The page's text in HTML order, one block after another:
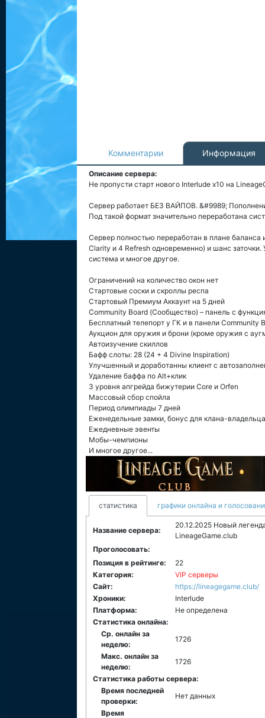
Комментарии Информация
Описание сервера:
Не пропусти старт нового Interlude x10 на
Сервер работает БЕЗ ВАЙПОВ. &#9989;
Под такой формат значительно переработана
Сервер полностью переработан в плане баланса
Clarity и 4 Refresh одновременно) и шанс
система и многое другое.
Ограничений на количество окон нет
Стартовые соски и скроллы респа
Стартовый Премиум Аккаунт на 5 дней
Community Board (Сообщество) – панель с
Бесплатный телепорт у ГК и в панели Community
Аукцион для оружия и брони (кроме оружия с
Автоизучение скиллов
Бафф слоты: 28 (24 + 4 Divine Inspiration)
Улучшенный и доработанны клиент с
Удаление баффа по Alt+клик
3 уровня апгрейда бижутерии Core и Orfen
Массовый сбор спойла
Период олимпиады 7 дней
Еженедельные замки, бонус для клана-
Ежедневные эвенты
Мобы-чемпионы
И многое другое...
статистика графики онлайна и
Название сервера:
20.12.2025 Новый
LineageGame.club
Проголосовать:
Позиция в рейтинге:
22
Категория:
VIP серверы
Сайт:
https://lineagegame.club/
Хроники:
Interlude
Платформа:
Не определена
Статистика онлайна:
Ср. онлайн за
неделю:
1726
Макс. онлайн за
неделю:
1726
Статистика работы сервера:
Время последней
проверки:
Нет данных
Время